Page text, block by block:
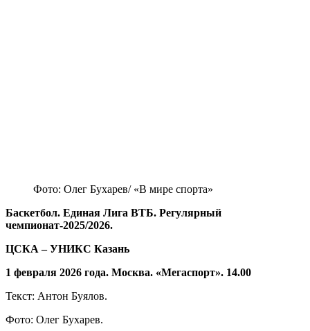
Фото: Олег Бухарев/ «В мире спорта»
Баскетбол. Единая Лига ВТБ. Регулярный
чемпионат-2025/2026.
ЦСКА – УНИКС Казань
1 февраля 2026 года. Москва. «Мегаспорт». 14.00
Текст: Антон Буялов.
Фото: Олег Бухарев.